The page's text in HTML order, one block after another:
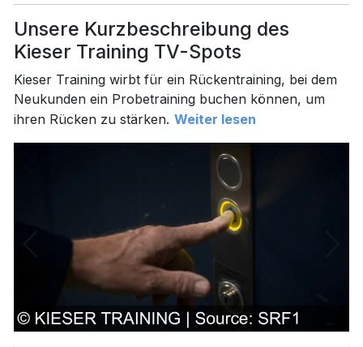
Unsere Kurzbeschreibung des
Kieser Training TV-Spots
Kieser Training wirbt für ein Rückentraining, bei dem
Neukunden ein Probetraining buchen können, um
ihren Rücken zu stärken. Weiter lesen